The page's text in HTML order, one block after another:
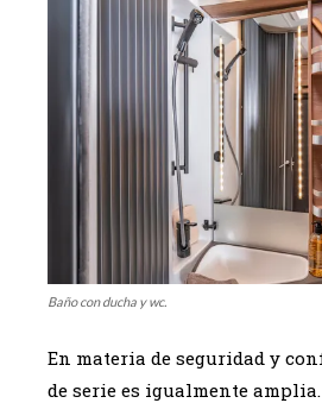
Baño con ducha y wc.
En materia de seguridad y
de serie es igualmente